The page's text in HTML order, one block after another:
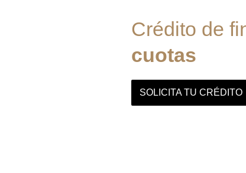
Crédito de
cuotas
SOLICITA TU CRÉDITO